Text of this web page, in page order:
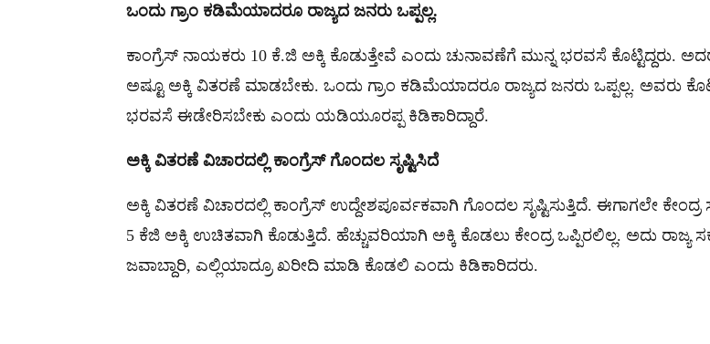
ಒಂದು ಗ್ರಾಂ ಕಡಿಮೆಯಾದರೂ ರಾಜ್ಯದ ಜನರು ಒಪ್ಪಲ್ಲ.
ಕಾಂಗ್ರೆಸ್ ನಾಯಕರು 10 ಕೆ.ಜಿ ಅಕ್ಕಿ ಕೊಡುತ್ತೇವೆ ಎಂದು ಚುನಾವಣೆಗೆ ಮುನ್ನ ಭರವಸೆ ಕೊಟ್ಟಿದ್ದರು.
ಅಷ್ಟೂ ಅಕ್ಕಿ ವಿತರಣೆ ಮಾಡಬೇಕು. ಒಂದು ಗ್ರಾಂ ಕಡಿಮೆಯಾದರೂ ರಾಜ್ಯದ ಜನರು ಒಪ್ಪಲ್ಲ. ಅವರು
ಭರವಸೆ ಈಡೇರಿಸಬೇಕು ಎಂದು ಯಡಿಯೂರಪ್ಪ ಕಿಡಿಕಾರಿದ್ದಾರೆ.
ಅಕ್ಕಿ ವಿತರಣೆ ವಿಚಾರದಲ್ಲಿ ಕಾಂಗ್ರೆಸ್ ಗೊಂದಲ ಸೃಷ್ಟಿಸಿದೆ
ಅಕ್ಕಿ ವಿತರಣೆ ವಿಚಾರದಲ್ಲಿ ಕಾಂಗ್ರೆಸ್ ಉದ್ದೇಶಪೂರ್ವಕವಾಗಿ ಗೊಂದಲ ಸೃಷ್ಟಿಸುತ್ತಿದೆ. ಈಗಾಗಲೇ ಕೇಂದ್ರ
5 ಕೆಜಿ ಅಕ್ಕಿ ಉಚಿತವಾಗಿ ಕೊಡುತ್ತಿದೆ. ಹೆಚ್ಚುವರಿಯಾಗಿ ಅಕ್ಕಿ ಕೊಡಲು ಕೇಂದ್ರ ಒಪ್ಪಿರಲಿಲ್ಲ. ಅದು ರಾಜ್ಯ
ಜವಾಬ್ದಾರಿ, ಎಲ್ಲಿಯಾದ್ರೂ ಖರೀದಿ ಮಾಡಿ ಕೊಡಲಿ ಎಂದು ಕಿಡಿಕಾರಿದರು.